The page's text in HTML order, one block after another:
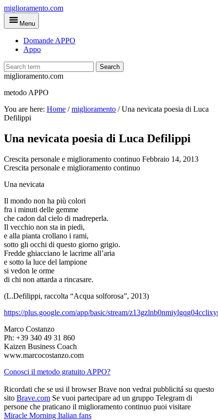
Skip
to
main
miglioramento.com
Menu
Domande APPO
Appo
Search
miglioramento.com
metodo APPO
You are here: Home /miglioramento /Una nevicata poesia di Luca
Defilippi
Una nevicata poesia di Luca Defilippi
Crescita personale e miglioramento continuo Febbraio 14, 2013
Crescita personale e miglioramento continuo
Una nevicata
Il mondo non ha più colori
fra i minuti delle gemme
che cadon dal cielo di madreperla.
Il vecchio non sta in piedi,
e alla pianta crollano i rami,
sotto gli occhi di questo giorno grigio.
Fredde ghiacciano le lacrime all’aria
e sotto la luce del lampione
si vedon le orme
di chi non attarda a rincasare.
(L.Defilippi, raccolta “Acqua solforosa”, 2013)
https://plus.google.com/app/basic/stream/
Marco Costanzo
Ph: +39 340 49 31 860
Kaizen Business Coach
www.marcocostanzo.com
Conosci il metodo gratuito APPO?
Ricordati che se usi il browser Brave non vedrai pubblicitá su questo
sito Brave.com Se vuoi partecipare ad un gruppo Telegram di
persone che praticano il miglioramento continuo puoi visitare
Miracle Morning Italian fans